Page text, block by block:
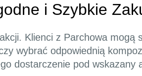
i Szybkie
Klienci z Parchowa mogą
wybrać odpowiednią
dostarczenie pod wskazany